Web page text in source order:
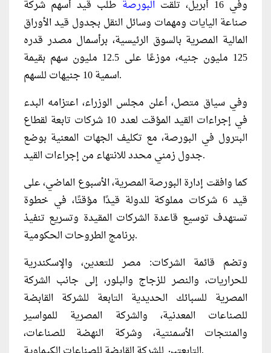
وفي 16 أبريل، تلقت البورصة طلب قيد أسهم شركة
صناعة اليايات ومهمات وسائل النقل بجدول قيد الأوراق
المالية المصرية بالسوق الرئيسية، برأسمال مصدر قدره
125 مليون جنيه، موزعًا على 12.5 مليون سهم بقيمة
اسمية 10 جنيهات للسهم.
وفي سياق متصل، أعلن مجلس الوزراء، اعتزامه البدء
في إجراءات القيد المؤقت لعدد 10 شركات تابعة لقطاع
البترول في البورصة، مع تكليف الجهات المعنية بوضع
جدول زمني محدد للانتهاء من إجراءات القيد.
كما وافقت إدارة البورصة المصرية، الأسبوع الماضي، على
قيد 6 شركات مملوكة للدولة قيدًا مؤقتًا، في خطوة
تستهدف توسيع قاعدة الشركات المقيدة وتسريع تنفيذ
برنامج الطروحات الحكومية.
وتضم قائمة الشركات: مصر للتعدين، والإسكندرية
للحراريات، والنصر للزجاج والبلور، إلى جانب الشركة
المصرية للسبائك الحديدية التابعة للشركة القابضة
للصناعات المعدنية، والشركة المصرية للمواسير
والمنتجات الأسمنتية، وشركة النهضة للصناعات،